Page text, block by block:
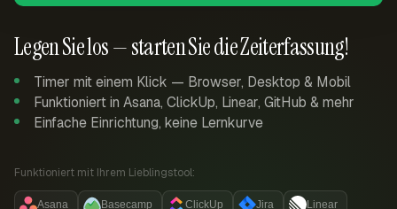
Legen Sie los — starten Sie die Zeiterfassung!
Timer mit einem Klick — Browser, Desktop & Mobil
Funktioniert in Asana, ClickUp, Linear, GitHub & mehr
Einfache Einrichtung, keine Lernkurve
Funktioniert mit Ihrem Lieblingstool:
Asana Basecamp ClickUp Jira Linear